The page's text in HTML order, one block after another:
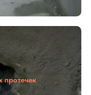
протечек